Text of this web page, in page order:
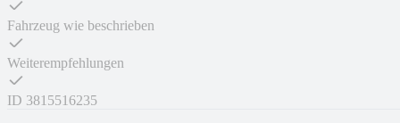
Fahrzeug wie beschrieben
Weiterempfehlungen
ID 3815516235